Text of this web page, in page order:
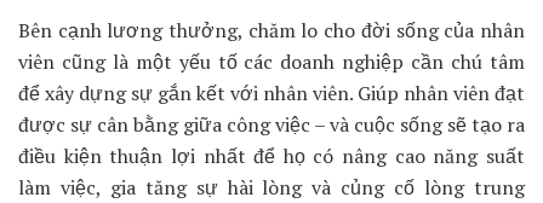
Bên cạnh lương thưởng, chăm lo cho đời sống của nhân
viên cũng là một yếu tố các doanh nghiệp cần chú tâm
để xây dựng sự gắn kết với nhân viên. Giúp nhân viên đạt
được sự cân bằng giữa công việc – và cuộc sống sẽ tạo ra
điều kiện thuận lợi nhất để họ có nâng cao năng suất
làm việc, gia tăng sự hài lòng và củng cố lòng trung